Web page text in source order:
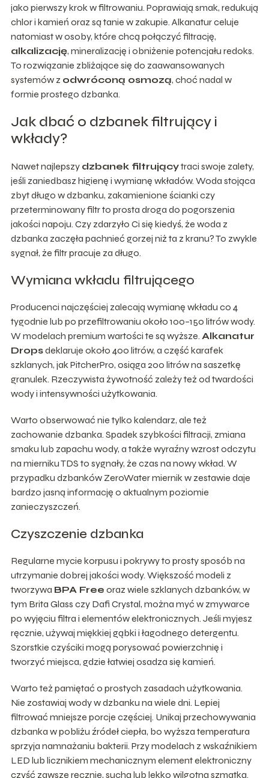
jako pierwszy krok w filtrowaniu. Poprawiają smak, redukują
chlor i kamień oraz są tanie w zakupie. Alkanatur celuje
natomiast w osoby, które chcą połączyć filtrację,
alkalizację, mineralizację i obniżenie potencjału redoks.
To rozwiązanie zbliżające się do zaawansowanych
systemów z odwróconą osmozą, choć nadal w
formie prostego dzbanka.
Jak dbać o dzbanek filtrujący i
wkłady?
Nawet najlepszy dzbanek filtrującytraci swoje zalety,
jeśli zaniedbasz higienę i wymianę wkładów. Woda stojąca
zbyt długo w dzbanku, zakamienione ścianki czy
przeterminowany filtr to prosta droga do pogorszenia
jakości napoju. Czy zdarzyło Ci się kiedyś, że woda z
dzbanka zaczęła pachnieć gorzej niż ta z kranu? To zwykle
sygnał, że filtr pracuje za długo.
Wymiana wkładu filtrującego
Producenci najczęściej zalecają wymianę wkładu co 4
tygodnie lub po przefiltrowaniu około 100–150 litrów wody.
W modelach premium wartości te są wyższe. Alkanatur
Dropsdeklaruje około 400 litrów, a część karafek
szklanych, jak PitcherPro, osiąga 200 litrów na saszetkę
granulek. Rzeczywista żywotność zależy też od twardości
wody i intensywności użytkowania.
Warto obserwować nie tylko kalendarz, ale też
zachowanie dzbanka. Spadek szybkości filtracji, zmiana
smaku lub zapachu wody, a także wyraźny wzrost odczytu
na mierniku TDS to sygnały, że czas na nowy wkład. W
przypadku dzbanków ZeroWater miernik w zestawie daje
bardzo jasną informację o aktualnym poziomie
zanieczyszczeń.
Czyszczenie dzbanka
Regularne mycie korpusu i pokrywy to prosty sposób na
utrzymanie dobrej jakości wody. Większość modeli z
tworzywa BPA Free oraz wiele szklanych dzbanków, w
tym Brita Glass czy Dafi Crystal, można myć w zmywarce
po wyjęciu filtra i elementów elektronicznych. Jeśli myjesz
ręcznie, używaj miękkiej gąbki i łagodnego detergentu.
Szorstkie czyściki mogą porysować powierzchnię i
tworzyć miejsca, gdzie łatwiej osadza się kamień.
Warto też pamiętać o prostych zasadach użytkowania.
Nie zostawiaj wody w dzbanku na wiele dni. Lepiej
filtrować mniejsze porcje częściej. Unikaj przechowywania
dzbanka w pobliżu źródeł ciepła, bo wyższa temperatura
sprzyja namnażaniu bakterii. Przy modelach z wskaźnikiem
LED lub licznikiem mechanicznym element elektroniczny
czyść zawsze ręcznie, suchą lub lekko wilgotną szmatką.